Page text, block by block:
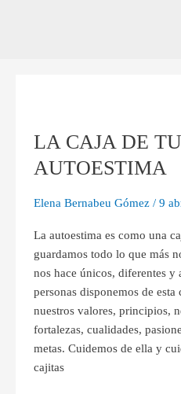
LA CAJA DE TU
AUTOESTIMA
Elena Bernabeu Gómez / 9
La autoestima es como una
guardamos todo lo que más
nos hace únicos, diferentes y
personas disponemos de
nuestros valores, principios,
fortalezas, cualidades,
metas. Cuidemos de ella y
cajitas
DE
AUTOESTIMA